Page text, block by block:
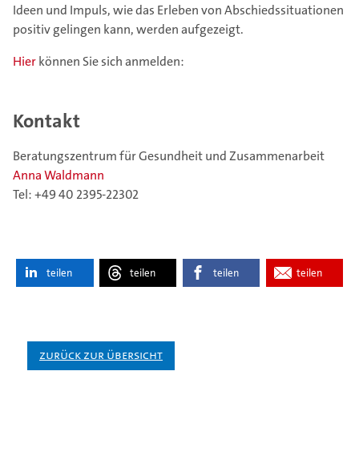
Ideen und Impuls, wie das Erleben von Abschiedssituationen
positiv gelingen kann, werden aufgezeigt.
Hierkönnen Sie sich anmelden:
Kontakt
Beratungszentrum für Gesundheit und Zusammenarbeit
Anna Waldmann
Tel: +49 40 2395-22302
teilen teilen teilen teilen
Zurück zur Übersicht